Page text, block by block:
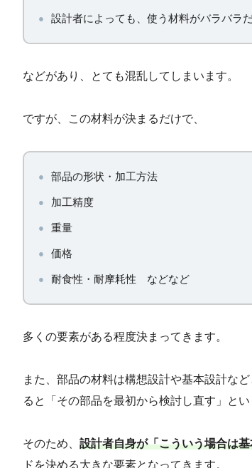
設計者によっても、使う材料がバラバラ
などがあり、とても混乱してしまいます。
ですが、この材料が決まるだけで、
部品の形状・加工方法
加工精度
重量
価格
耐食性・耐摩耗性 などなど
多くの要素がある程度決まってきます。
また、部品の材料は構想設計や基本設計な
ると「その部品を最初から検討し直す」と
そのため、 設計者自身が「こういう場合は
ドを決める大きな要素となってきます。